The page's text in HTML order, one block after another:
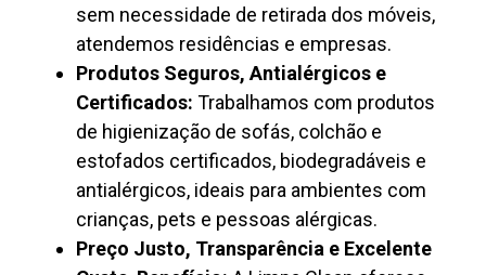
sem necessidade de retirada dos móveis,
atendemos residências e empresas.
Produtos Seguros, Antialérgicos e
Certificados: Trabalhamos com produtos
de higienização de sofás, colchão e
estofados certificados, biodegradáveis e
antialérgicos, ideais para ambientes com
crianças, pets e pessoas alérgicas.
Preço Justo, Transparência e Excelente